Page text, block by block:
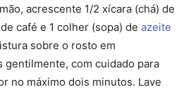
acrescente 1/2 xícara (chá) de
café e 1 colher (sopa) de azeite
sobre o rosto em
gentilmente, com cuidado para
no máximo dois minutos. Lave